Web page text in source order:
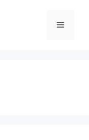
메